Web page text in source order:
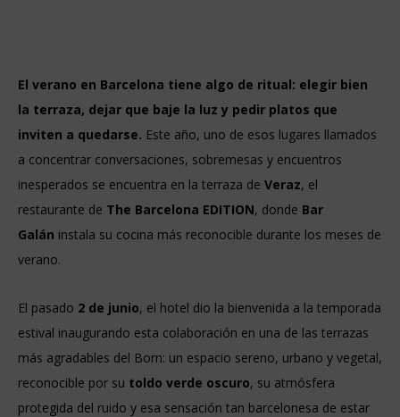
El verano en Barcelona tiene algo de ritual: elegir bien
la terraza, dejar que baje la luz y pedir platos que
inviten a quedarse. Este año, uno de esos lugares llamados
a concentrar conversaciones, sobremesas y encuentros
inesperados se encuentra en la terraza de Veraz, el
restaurante de The Barcelona EDITION, donde Bar
Galán instala su cocina más reconocible durante los meses de
verano.
El pasado 2 de junio, el hotel dio la bienvenida a la temporada
estival inaugurando esta colaboración en una de las terrazas
más agradables del Born: un espacio sereno, urbano y vegetal,
reconocible por su toldo verde oscuro, su atmósfera
protegida del ruido y esa sensación tan barcelonesa de estar